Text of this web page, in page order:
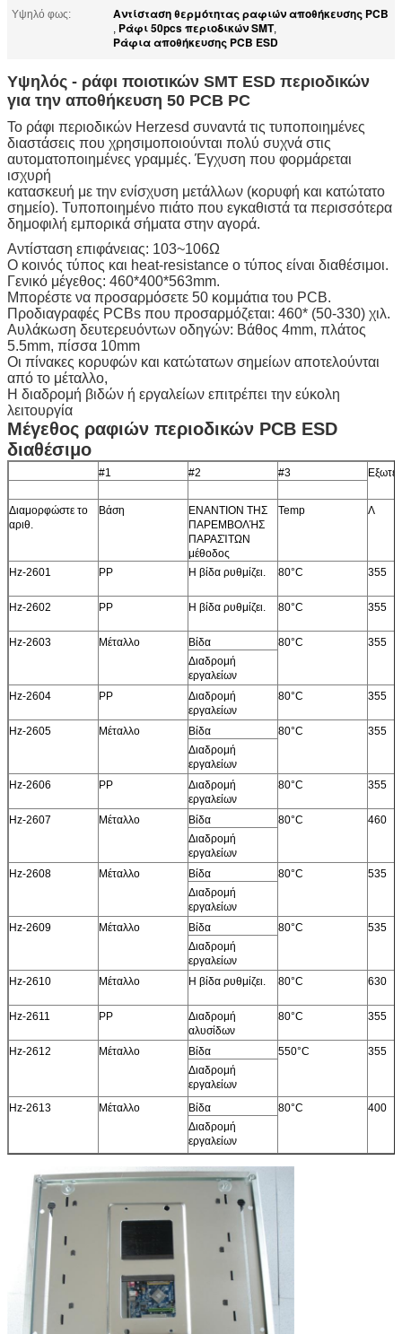
Υψηλό φως:
Αντίσταση θερμότητας ραφιών αποθήκευσης PCB
, Ράφι 50pcs περιοδικών SMT,
Ράφια αποθήκευσης PCB ESD
Υψηλός - ράφι ποιοτικών SMT ESD περιοδικών
για την αποθήκευση 50 PCB PC
Το ράφι περιοδικών Herzesd συναντά τις τυποποιημένες
διαστάσεις που χρησιμοποιούνται πολύ συχνά στις
αυτοματοποιημένες γραμμές. Έγχυση που φορμάρεται
ισχυρή
κατασκευή με την ενίσχυση μετάλλων (κορυφή και κατώτατο
σημείο). Τυποποιημένο πιάτο που εγκαθιστά τα περισσότερα
δημοφιλή εμπορικά σήματα στην αγορά.
Αντίσταση επιφάνειας: 103~106Ω
Ο κοινός τύπος και heat-resistance ο τύπος είναι διαθέσιμοι.
Γενικό μέγεθος: 460*400*563mm.
Μπορέστε να προσαρμόσετε 50 κομμάτια του PCB.
Προδιαγραφές PCBs που προσαρμόζεται: 460* (50-330) χιλ.
Αυλάκωση δευτερευόντων οδηγών: Βάθος 4mm, πλάτος
5.5mm, πίσσα 10mm
Οι πίνακες κορυφών και κατώτατων σημείων αποτελούνται
από το μέταλλο,
Η διαδρομή βιδών ή εργαλείων επιτρέπει την εύκολη
λειτουργία
Μέγεθος ραφιών περιοδικών PCB ESD
διαθέσιμο
#1 #2 #3
Διαμορφώστε το
αριθ.
Βάση
ΕΝΑΝΤΙΟΝ ΤΗΣ
ΠΑΡΕΜΒΟΛΉΣ
ΠΑΡΑΣΊΤΩΝ
μέθοδος
Temp Λ
Hz-2601 PP Η βίδα ρυθμίζει. 80°C 355
Hz-2602 PP Η βίδα ρυθμίζει. 80°C 355
Hz-2603 Μέταλλο Βίδα 80°C
355
Διαδρομή
εργαλείων
Hz-2604
PP
Διαδρομή
εργαλείων
80°C 355
Hz-2605 Μέταλλο Βίδα 80°C
355
Διαδρομή
εργαλείων
Hz-2606
PP
Διαδρομή
εργαλείων
80°C 355
Hz-2607 Μέταλλο Βίδα 80°C
460
Διαδρομή
εργαλείων
Hz-2608
Μέταλλο Βίδα 80°C
535
Διαδρομή
εργαλείων
Hz-2609
Μέταλλο Βίδα 80°C
535
Διαδρομή
εργαλείων
Hz-2610
Μέταλλο Η βίδα ρυθμίζει. 80°C 630
Hz-2611 PP
Διαδρομή
αλυσίδων
80°C 355
Hz-2612 Μέταλλο Βίδα 550°C
355
Διαδρομή
εργαλείων
Hz-2613
Μέταλλο Βίδα 80°C
400
Διαδρομή
εργαλείων